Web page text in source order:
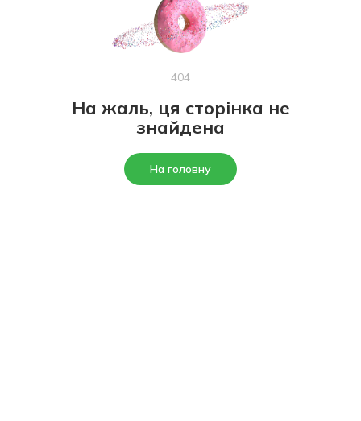
404
На жаль, ця сторінка не
знайдена
На головну